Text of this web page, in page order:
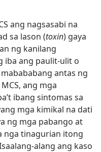
ang nagsasabi na
sa lason (toxin) gaya
ng kanilang
iba ang paulit-ulit o
antas ng
ang mga
ibang sintomas sa
mga kimikal na dati
ng mga pabango at
nga tinagurian itong
alang ang kaso